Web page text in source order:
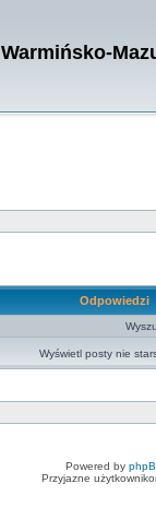
Warmińsko-
Odpowiedzi
Wyświetl posty nie
Powered by
Przyjazne